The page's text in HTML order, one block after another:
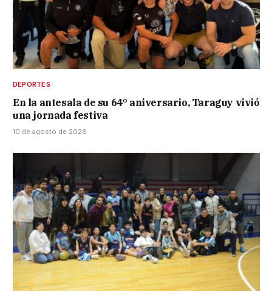
DEPORTES
En la antesala de su 64° aniversario, Taraguy vivió
una jornada festiva
10 de agosto de 2026